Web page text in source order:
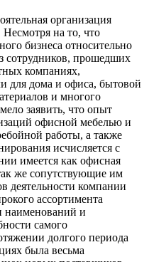
организация
Несмотря на то, что
бизнеса относительно
сотрудников, прошедших
компаниях,
для дома и офиса, бытовой
и многого
заявить, что опыт
офисной мебелью и
работы, а также
исчисляется с
имеется как офисная
же сопутствующие им
деятельности компании
ассортимента
наименований и
самого
долгого периода
была весьма